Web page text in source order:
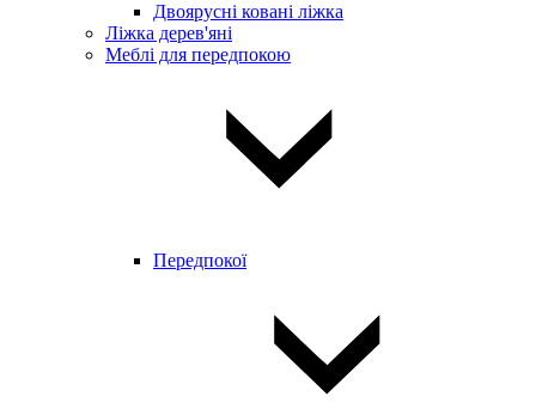
Двоярусні ковані ліжка
Ліжка дерев'яні
Меблі для передпокою
Передпокої